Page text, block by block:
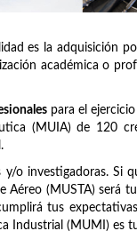
es la adquisición
académica o
para el ejercicio
(MUIA) de 120
o investigadoras. Si
Aéreo (MUSTA) será
tus
Industrial (MUMI) es